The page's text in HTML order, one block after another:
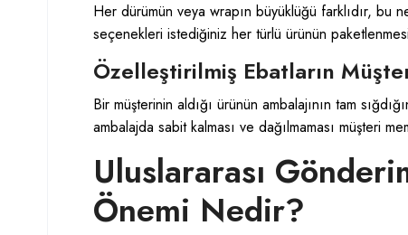
Her dürümün veya wrapın büyüklüğü farklıdır, bu
seçenekleri istediğiniz her türlü ürünün
Özelleştirilmiş Ebatların
Bir müşterinin aldığı ürünün ambalajının tam
ambalajda sabit kalması ve dağılmaması müşteri
Uluslararası
Önemi Nedir?